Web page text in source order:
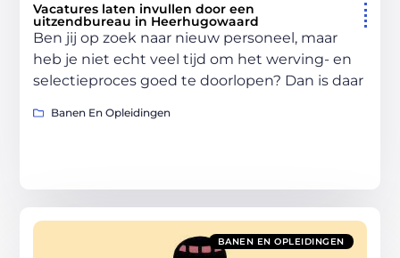
Vacatures laten invullen door een
uitzendbureau in Heerhugowaard
Ben jij op zoek naar nieuw personeel, maar
heb je niet echt veel tijd om het werving- en
selectieproces goed te doorlopen? Dan is daar
Banen En Opleidingen
BANEN EN OPLEIDINGEN